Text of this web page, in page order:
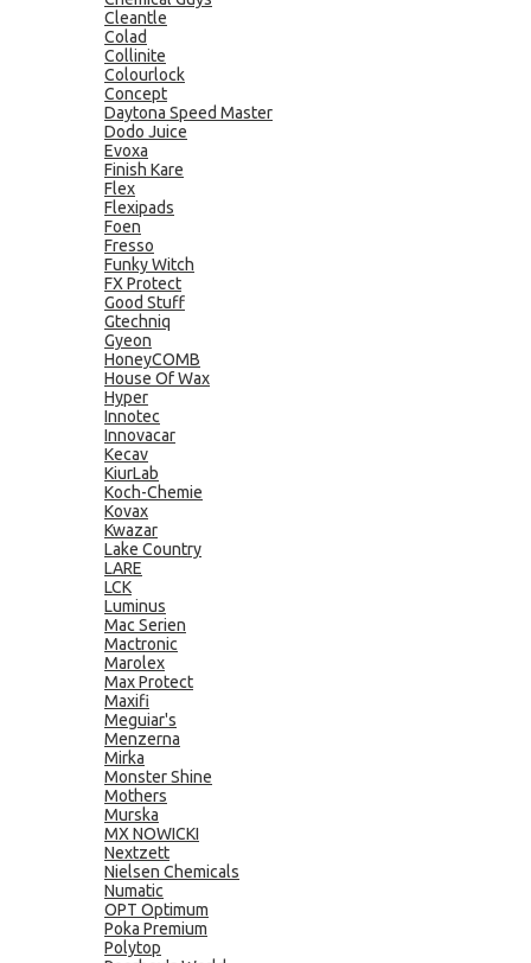
Cleantle
Colad
Collinite
Colourlock
Concept
Daytona Speed Master
Dodo Juice
Evoxa
Finish Kare
Flex
Flexipads
Foen
Fresso
Funky Witch
FX Protect
Good Stuff
Gtechniq
Gyeon
HoneyCOMB
House Of Wax
Hyper
Innotec
Innovacar
Kecav
KiurLab
Koch-Chemie
Kovax
Kwazar
Lake Country
LARE
LCK
Luminus
Mac Serien
Mactronic
Marolex
Max Protect
Maxifi
Meguiar's
Menzerna
Mirka
Monster Shine
Mothers
Murska
MX NOWICKI
Nextzett
Nielsen Chemicals
Numatic
OPT Optimum
Poka Premium
Polytop